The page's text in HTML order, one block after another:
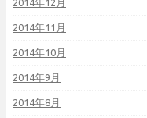
2014年12月
2014年11月
2014年10月
2014年9月
2014年8月